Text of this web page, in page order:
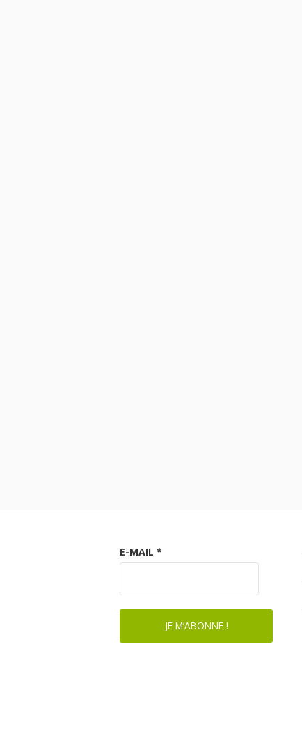
E-MAIL *